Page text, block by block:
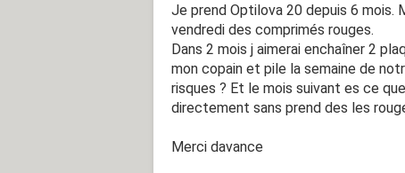
Je prend Optilova 20 depuis 6
vendredi des comprimés rouges.
Dans 2 mois j aimerai enchaîner 2
mon copain et pile la semaine de
risques ? Et le mois suivant es ce
directement sans prend des les
Merci davance